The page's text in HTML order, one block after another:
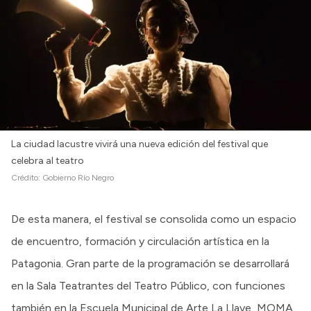
Intranet
La ciudad lacustre vivirá una nueva edición del festival que
celebra al teatro
Crédito: Gobierno Río Negro
De esta manera, el festival se consolida como un espacio
de encuentro, formación y circulación artística en la
Patagonia. Gran parte de la programación se desarrollará
en la Sala Teatrantes del Teatro Público, con funciones
también en la Escuela Municipal de Arte La Llave, MOMA,